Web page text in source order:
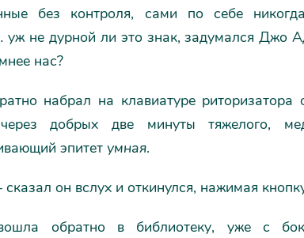
без контроля, сами по себе
не дурной ли это знак, задумался Джо
нас?
набрал на клавиатуре риторизатора
добрых две минуты тяжелого,
эпитет умная.
сказал он вслух и откинулся, нажимая
обратно в библиотеку, уже с